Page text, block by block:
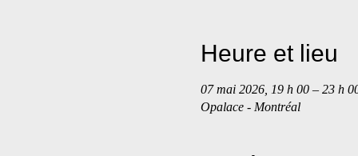
Heure et lieu
07 mai 2026, 19 h 00 – 23 h
Opalace - Montréal